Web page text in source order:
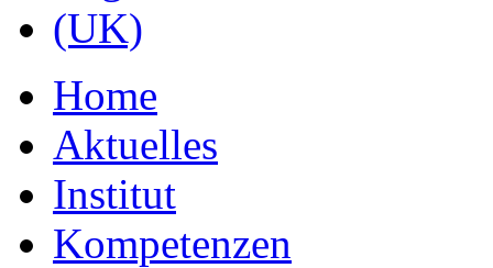
Home
Aktuelles
Institut
Kompetenzen